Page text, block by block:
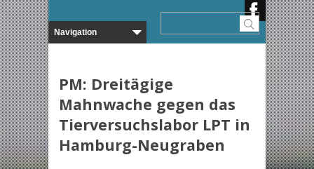
PM: Dreitägige
Mahnwache gegen das
Tierversuchslabor LPT in
Hamburg-Neugraben